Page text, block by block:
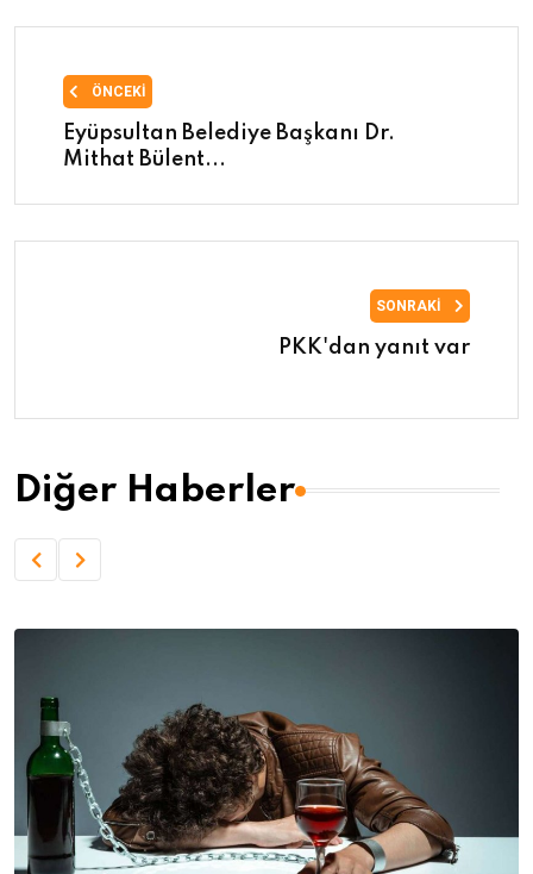
ÖNCEKI
Eyüpsultan Belediye Başkanı Dr.
Mithat Bülent...
SONRAKI
PKK'dan yanıt var
Diğer Haberler